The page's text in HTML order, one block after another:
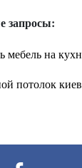
запросы:
мебель на
потолок